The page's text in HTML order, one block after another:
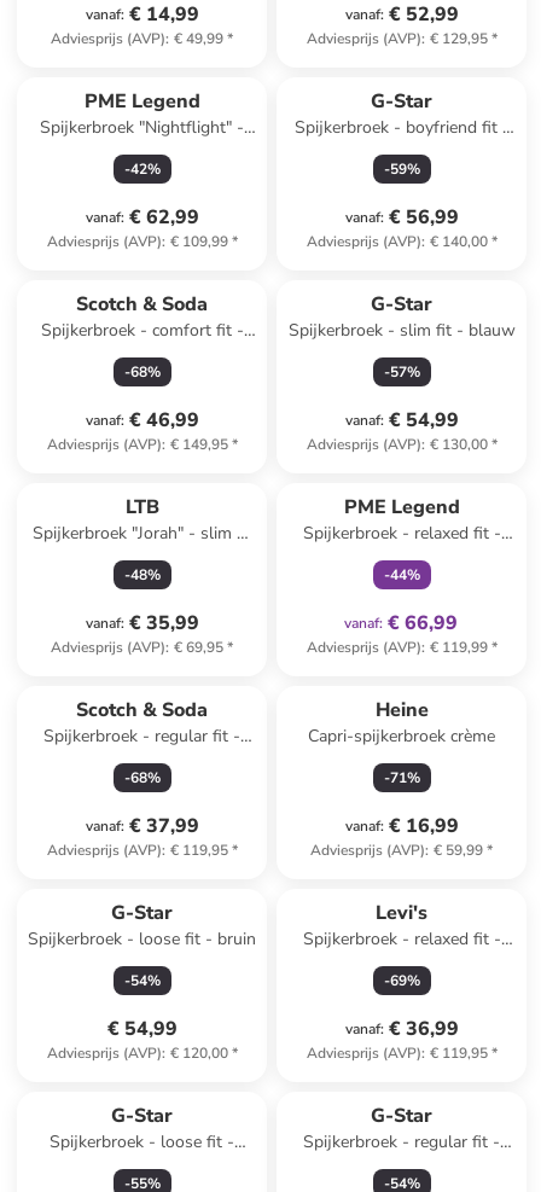
vanaf: € 14,99
Adviesprijs (AVP): € 49,99*
vanaf: € 52,99
Adviesprijs (AVP): € 129,95*
PME Legend
Spijkerbroek "Nightflight" -
regular fit - donkerblauw
-42%
vanaf: € 62,99
Adviesprijs (AVP): € 109,99*
G-Star
Spijkerbroek - boyfriend fit -
blauw
-59%
vanaf: € 56,99
Adviesprijs (AVP): € 140,00*
Scotch & Soda
Spijkerbroek - comfort fit -
lichtblauw
-68%
vanaf: € 46,99
Adviesprijs (AVP): € 149,95*
G-Star
Spijkerbroek - slim fit - blauw
-57%
vanaf: € 54,99
Adviesprijs (AVP): € 130,00*
LTB
Spijkerbroek "Jorah" - slim fit
- blauw
-48%
vanaf: € 35,99
Adviesprijs (AVP): € 69,95*
PME Legend
Spijkerbroek - relaxed fit -
grijs
-44%
vanaf: € 66,99
Adviesprijs (AVP): € 119,99*
Scotch & Soda
Spijkerbroek - regular fit -
blauw
-68%
vanaf: € 37,99
Adviesprijs (AVP): € 119,95*
Heine
Capri-spijkerbroek crème
-71%
vanaf: € 16,99
Adviesprijs (AVP): € 59,99*
G-Star
Spijkerbroek - loose fit - bruin
-54%
€ 54,99
Adviesprijs (AVP): € 120,00*
Levi's
Spijkerbroek - relaxed fit -
donkerblauw
-69%
vanaf: € 36,99
Adviesprijs (AVP): € 119,95*
G-Star
Spijkerbroek - loose fit -
lichtblauw
-55%
G-Star
Spijkerbroek - regular fit -
lichtblauw
-54%